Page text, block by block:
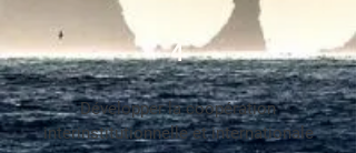
4
Développer la coopération
interinstitutionnelle et internationale